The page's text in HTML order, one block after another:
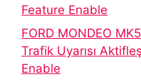
Feature Enable
FORD MONDEO
Trafik Uyarısı
Enable